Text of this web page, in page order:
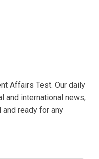
Affairs Test. Our daily
and international news,
ready for any